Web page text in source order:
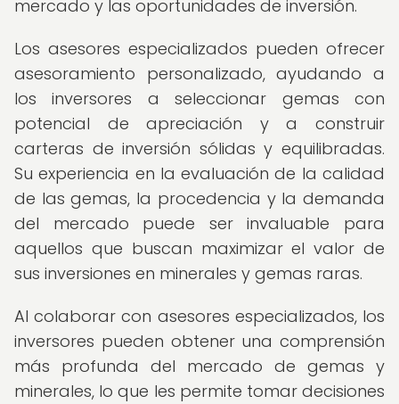
mercado y las oportunidades de inversión.
Los asesores especializados pueden ofrecer
asesoramiento personalizado, ayudando a
los inversores a seleccionar gemas con
potencial de apreciación y a construir
carteras de inversión sólidas y equilibradas.
Su experiencia en la evaluación de la calidad
de las gemas, la procedencia y la demanda
del mercado puede ser invaluable para
aquellos que buscan maximizar el valor de
sus inversiones en minerales y gemas raras.
Al colaborar con asesores especializados, los
inversores pueden obtener una comprensión
más profunda del mercado de gemas y
minerales, lo que les permite tomar decisiones